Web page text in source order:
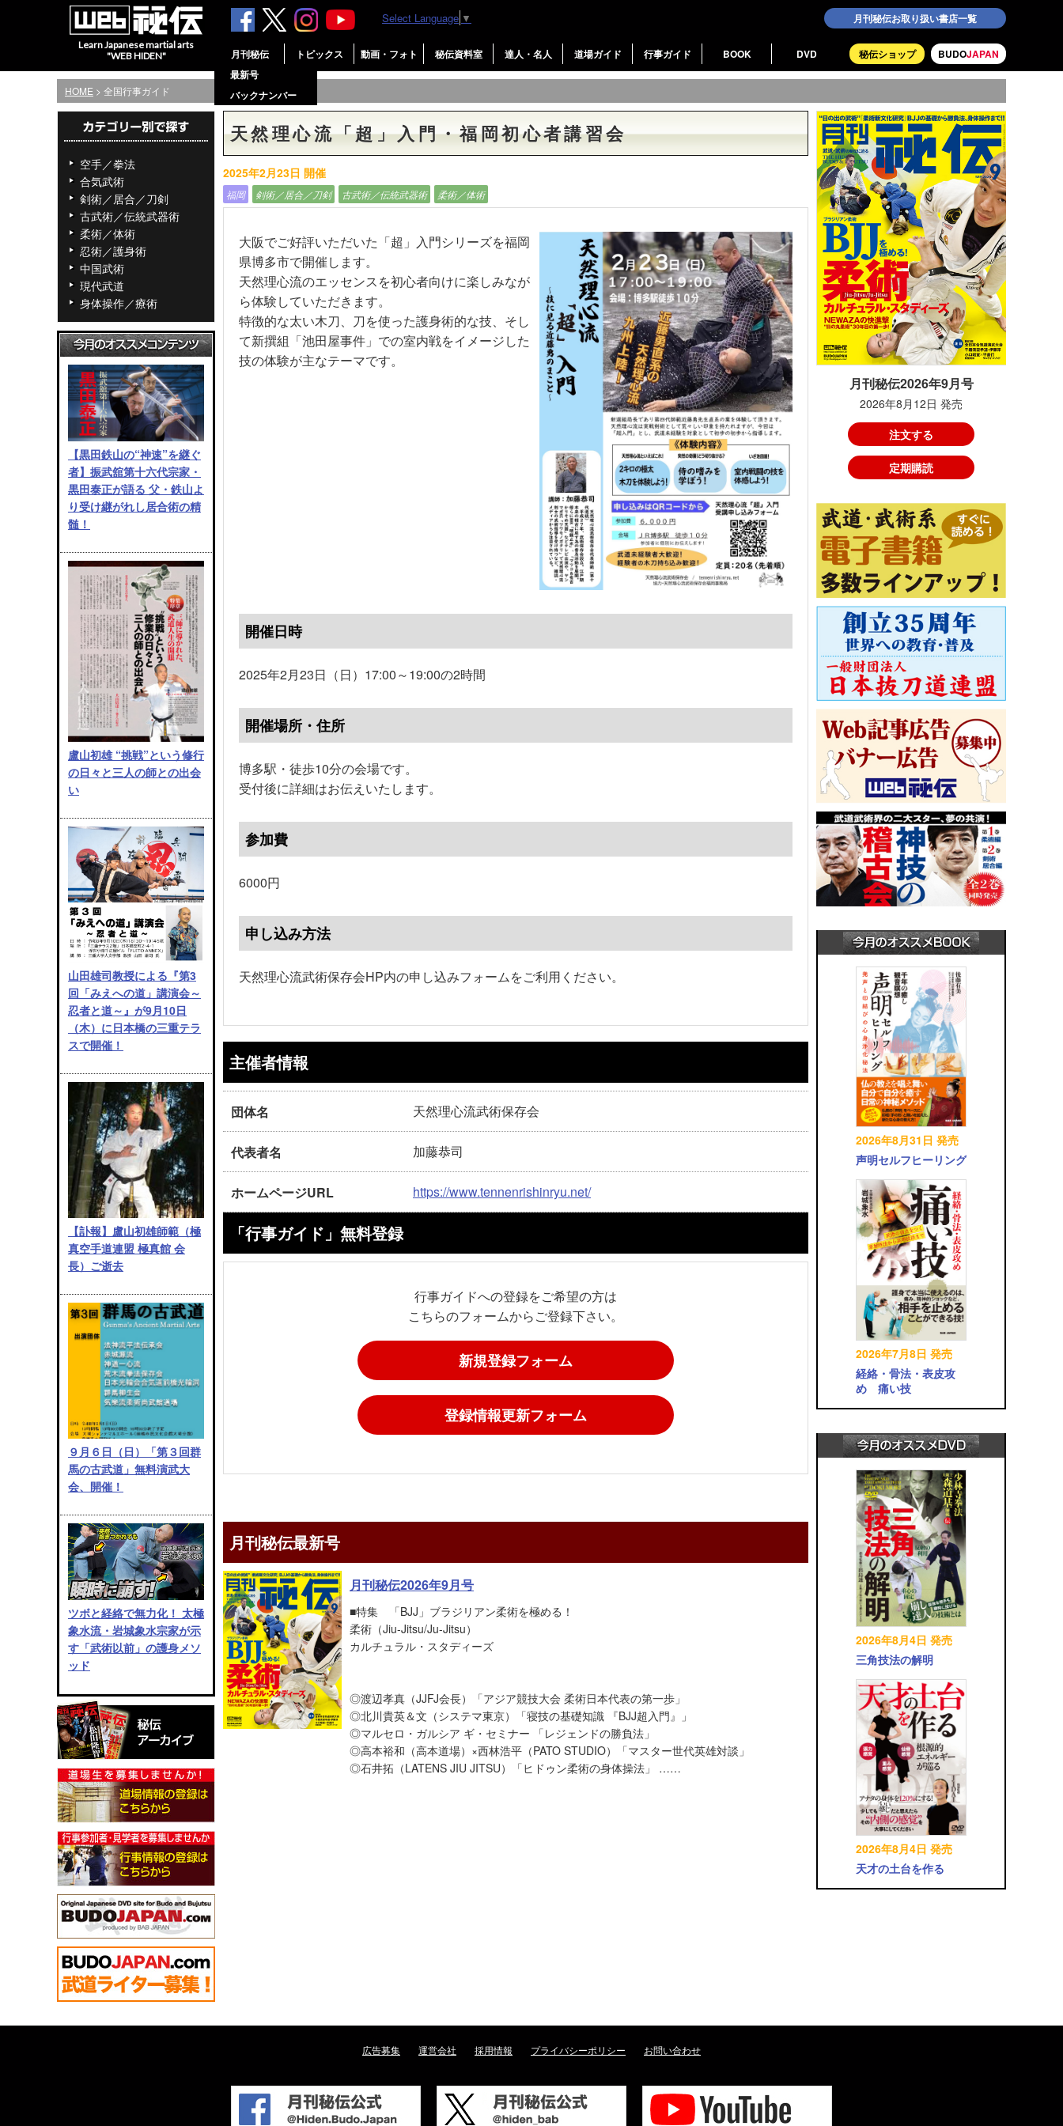
Learn Japanese martial arts
"WEB HIDEN"
月刊秘伝お取り扱い書店一覧
BUDOJAPAN
秘伝ショップ
月刊秘伝
最新号
バックナンバー
トピックス 動画・フォト 秘伝資料室 達人・名人 道場ガイド 行事ガイド BOOK DVD
Select Language ▼
HOME > 全国行事ガイド
空手／拳法
合気武術
剣術／居合／刀剣
古武術／伝統武器術
柔術／体術
忍術／護身術
中国武術
現代武道
身体操作／療術
【黒田鉄山の“神速”を継ぐ
者】振武舘第十六代宗家・
黒田泰正が語る 父・鉄山よ
り受け継がれし居合術の精
髄！
盧山初雄 “挑戦”という修行
の日々と三人の師との出会
い
山田雄司教授による『第3
回「みえへの道」講演会～
忍者と道～』が9月10日
（木）に日本橋の三重テラ
スで開催！
【訃報】盧山初雄師範（極
真空手道連盟 極真館 会
長）ご逝去
９月６日（日）「第３回群
馬の古武道」無料演武大
会、開催！
ツボと経絡で無力化！ 太極
象水流・岩城象水宗家が示
す「武術以前」の護身メソ
ッド
天然理心流「超」入門・福岡初心者講習会
2025年2月23日 開催
福岡 剣術／居合／刀剣 古武術／伝統武器術 柔術／体術
大阪でご好評いただいた「超」入門シリーズを福岡
県博多市で開催します。
天然理心流のエッセンスを初心者向けに楽しみなが
ら体験していただきます。
特徴的な太い木刀、刀を使った護身術的な技、そし
て新撰組「池田屋事件」での室内戦をイメージした
技の体験が主なテーマです。
開催日時
2025年2月23日（日）17:00～19:00の2時間
開催場所・住所
博多駅・徒歩10分の会場です。
受付後に詳細はお伝えいたします。
参加費
6000円
申し込み方法
天然理心流武術保存会HP内の申し込みフォームをご利用ください。
主催者情報
団体名 天然理心流武術保存会
代表者名 加藤恭司
ホームページURL https://www.tennenrishinryu.net/
「行事ガイド」無料登録
行事ガイドへの登録をご希望の方は
こちらのフォームからご登録下さい。
新規登録フォーム
登録情報更新フォーム
月刊秘伝最新号
月刊秘伝2026年9月号
■特集 「BJJ」ブラジリアン柔術を極める！
柔術（Jiu-Jitsu/Ju-Jitsu）
カルチュラル・スタディーズ
◎渡辺孝真（JJFJ会長）「アジア競技大会 柔術日本代表の第一歩」
◎北川貴英＆文（システマ東京）「寝技の基礎知識 『BJJ超入門』」
◎マルセロ・ガルシア ギ・セミナー 「レジェンドの勝負法」
◎高本裕和（高本道場）×西林浩平（PATO STUDIO）「マスター世代英雄対談」
◎石井拓（LATENS JIU JITSU）「ヒドゥン柔術の身体操法」 ……
月刊秘伝2026年9月号
2026年8月12日 発売
注文する
定期購読
2026年8月31日 発売
声明セルフヒーリング
2026年7月8日 発売
経絡・骨法・表皮攻
め 痛い技
2026年8月4日 発売
三角技法の解明
2026年8月4日 発売
天才の土台を作る
広告募集 運営会社 採用情報 プライバシーポリシー お問い合わせ